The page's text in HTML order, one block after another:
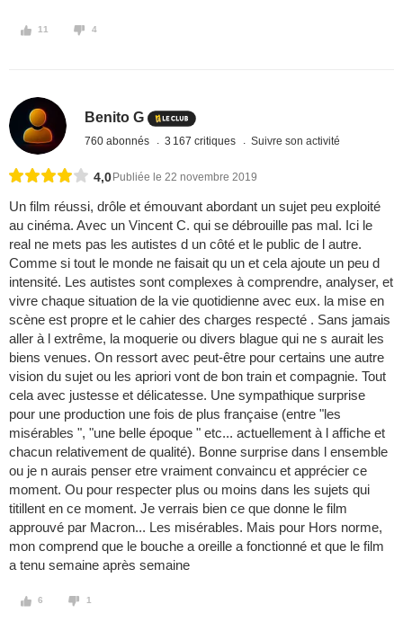
11 4
Benito G
760 abonnés 3 167 critiques Suivre son activité
4,0 Publiée le 22 novembre 2019
Un film réussi, drôle et émouvant abordant un sujet peu exploité
au cinéma. Avec un Vincent C. qui se débrouille pas mal. Ici le
real ne mets pas les autistes d un côté et le public de l autre.
Comme si tout le monde ne faisait qu un et cela ajoute un peu d
intensité. Les autistes sont complexes à comprendre, analyser, et
vivre chaque situation de la vie quotidienne avec eux. la mise en
scène est propre et le cahier des charges respecté . Sans jamais
aller à l extrême, la moquerie ou divers blague qui ne s aurait les
biens venues. On ressort avec peut-être pour certains une autre
vision du sujet ou les apriori vont de bon train et compagnie. Tout
cela avec justesse et délicatesse. Une sympathique surprise
pour une production une fois de plus française (entre "les
misérables ", "une belle époque " etc... actuellement à l affiche et
chacun relativement de qualité). Bonne surprise dans l ensemble
ou je n aurais penser etre vraiment convaincu et apprécier ce
moment. Ou pour respecter plus ou moins dans les sujets qui
titillent en ce moment. Je verrais bien ce que donne le film
approuvé par Macron... Les misérables. Mais pour Hors norme,
mon comprend que le bouche a oreille a fonctionné et que le film
a tenu semaine après semaine
6 1